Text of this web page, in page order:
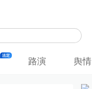
路演 舆情